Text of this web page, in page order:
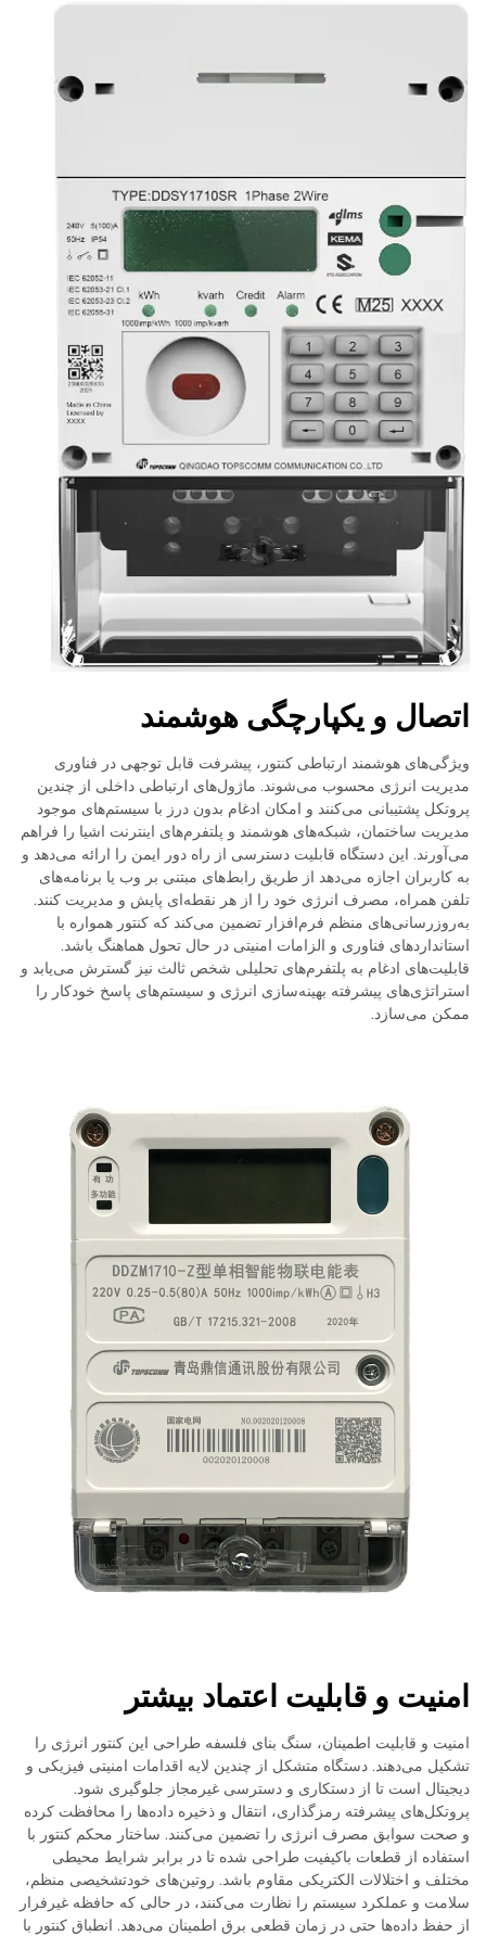
اتصال و یکپارچگی هوشمند
ویژگی‌های هوشمند ارتباطی کنتور، پیشرفت قابل توجهی در فناوری
مدیریت انرژی محسوب می‌شوند. ماژول‌های ارتباطی داخلی از چندین
پروتکل پشتیبانی می‌کنند و امکان ادغام بدون درز با سیستم‌های موجود
مدیریت ساختمان، شبکه‌های هوشمند و پلتفرم‌های اینترنت اشیا را فراهم
می‌آورند. این دستگاه قابلیت دسترسی از راه دور ایمن را ارائه می‌دهد و
به کاربران اجازه می‌دهد از طریق رابط‌های مبتنی بر وب یا برنامه‌های
تلفن همراه، مصرف انرژی خود را از هر نقطه‌ای پایش و مدیریت کنند.
به‌روزرسانی‌های منظم فرم‌افزار تضمین می‌کند که کنتور همواره با
استانداردهای فناوری و الزامات امنیتی در حال تحول هماهنگ باشد.
قابلیت‌های ادغام به پلتفرم‌های تحلیلی شخص ثالث نیز گسترش می‌یابد و
استراتژی‌های پیشرفته بهینه‌سازی انرژی و سیستم‌های پاسخ خودکار را
ممکن می‌سازد.
امنیت و قابلیت اعتماد بیشتر
امنیت و قابلیت اطمینان، سنگ بنای فلسفه طراحی این کنتور انرژی را
تشکیل می‌دهند. دستگاه متشکل از چندین لایه اقدامات امنیتی فیزیکی و
دیجیتال است تا از دستکاری و دسترسی غیرمجاز جلوگیری شود.
پروتکل‌های پیشرفته رمزگذاری، انتقال و ذخیره داده‌ها را محافظت کرده
و صحت سوابق مصرف انرژی را تضمین می‌کنند. ساختار محکم کنتور با
استفاده از قطعات باکیفیت طراحی شده تا در برابر شرایط محیطی
مختلف و اختلالات الکتریکی مقاوم باشد. روتین‌های خودتشخیصی منظم،
سلامت و عملکرد سیستم را نظارت می‌کنند، در حالی که حافظه غیرفرار
از حفظ داده‌ها حتی در زمان قطعی برق اطمینان می‌دهد. انطباق کنتور با